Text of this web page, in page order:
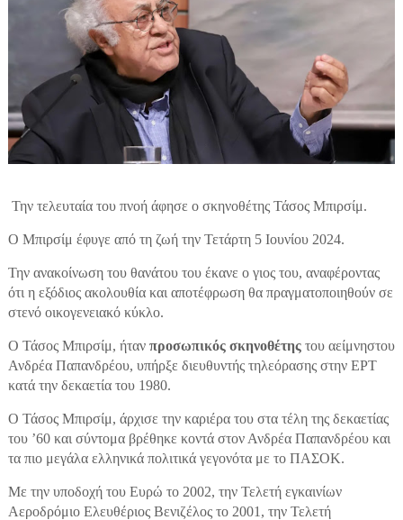
Την τελευταία του πνοή άφησε ο σκηνοθέτης Τάσος Μπιρσίμ.
Ο Μπιρσίμ έφυγε από τη ζωή την Τετάρτη 5 Ιουνίου 2024.
Την ανακοίνωση του θανάτου του έκανε ο γιος του, αναφέροντας
ότι η εξόδιος ακολουθία και αποτέφρωση θα πραγματοποιηθούν σε
στενό οικογενειακό κύκλο.
Ο Τάσος Μπιρσίμ, ήταν προσωπικός σκηνοθέτηςτου αείμνηστου
Ανδρέα Παπανδρέου, υπήρξε διευθυντής τηλεόρασης στην ΕΡΤ
κατά την δεκαετία του 1980.
Ο Τάσος Μπιρσίμ, άρχισε την καριέρα του στα τέλη της δεκαετίας
του ’60 και σύντομα βρέθηκε κοντά στον Ανδρέα Παπανδρέου και
τα πιο μεγάλα ελληνικά πολιτικά γεγονότα με το ΠΑΣΟΚ.
Με την υποδοχή του Ευρώ το 2002, την Τελετή εγκαινίων
Αεροδρόμιο Ελευθέριος Βενιζέλος το 2001, την Τελετή